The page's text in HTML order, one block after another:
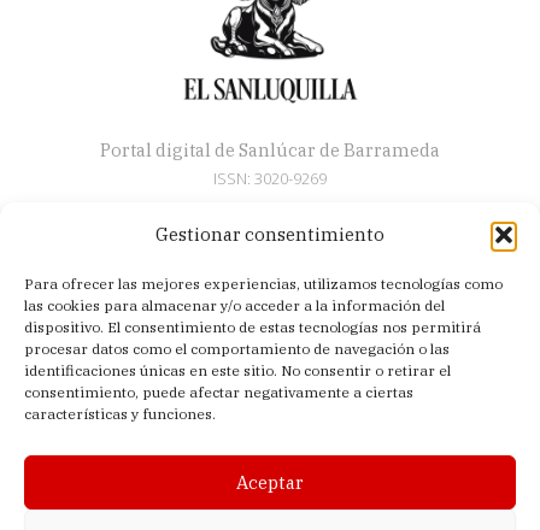
Gestionar consentimiento
Para ofrecer las mejores experiencias, utilizamos tecnologías como
las cookies para almacenar y/o acceder a la información del
dispositivo. El consentimiento de estas tecnologías nos permitirá
procesar datos como el comportamiento de navegación o las
identificaciones únicas en este sitio. No consentir o retirar el
consentimiento, puede afectar negativamente a ciertas
características y funciones.
Aceptar
Portal digital de Sanlúcar de Barrameda
ISSN: 3020-9269
Artículos
Semana Santa
Nosotros
Acerca de
Política de privacidad
Política de cookies (UE)